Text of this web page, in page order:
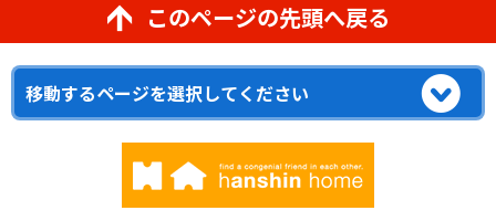
このページの先頭へ戻る